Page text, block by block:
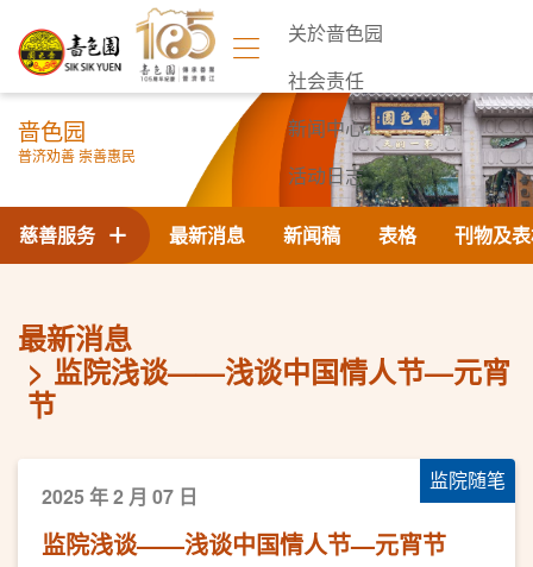
关於啬色园
社会责任
新闻中心
活动日志
联络我们
啬色园
普济劝善 崇善惠民
最新消息 新闻稿 表格 刊物及
慈善服务
最新消息
监院浅谈——浅谈中国情人节—元宵
节
监院随笔
2025 年 2 月 07 日
监院浅谈——浅谈中国情人节—元宵节